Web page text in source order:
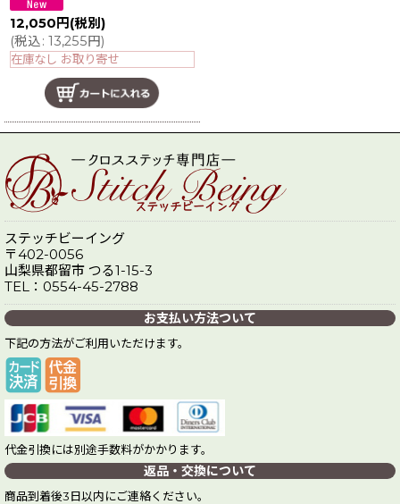
12,050 円 (税別)
(税込: 13,255円)
在庫なし お取り寄せ
ステッチビーイング
〒402-0056
山梨県都留市 つる1-15-3
TEL：0554-45-2788
お支払い方法ついて
下記の方法がご利用いただけます。
代金引換には別途手数料がかかります。
返品・交換について
商品到着後3日以内にご連絡ください。